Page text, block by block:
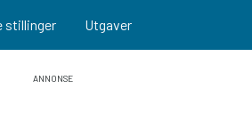
stillinger Utgaver